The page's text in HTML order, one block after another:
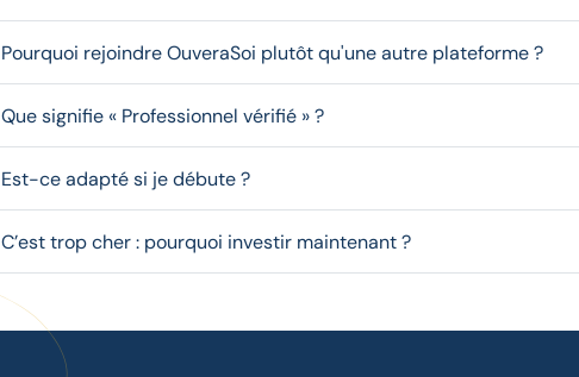
Pourquoi rejoindre OuveraSoi plutôt qu'une autre plateforme ?
Que signifie « Professionnel vérifié » ?
Est-ce adapté si je débute ?
C’est trop cher : pourquoi investir maintenant ?